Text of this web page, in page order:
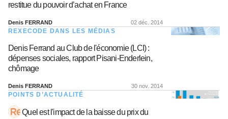
restitue du pouvoir d’achat en France
Denis FERRAND 02 déc. 2014
REXECODE DANS LES MÉDIAS
Denis Ferrand au Club de l'économie (LCI) :
dépenses sociales, rapport Pisani-Enderlein,
chômage
Denis FERRAND 30 nov. 2014
POINTS D’ACTUALITÉ
Quel est l'impact de la baisse du prix du